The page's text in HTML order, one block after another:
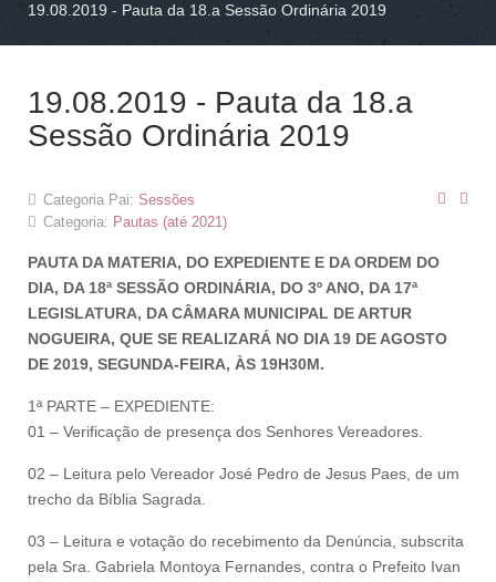
19.08.2019 - Pauta da 18.a Sessão Ordinária 2019
19.08.2019 - Pauta da 18.a
Sessão Ordinária 2019
Categoria Pai: Sessões
Categoria: Pautas (até 2021)
PAUTA DA MATERIA, DO EXPEDIENTE E DA ORDEM DO
DIA, DA 18ª SESSÃO ORDINÁRIA, DO 3º ANO, DA 17ª
LEGISLATURA, DA CÂMARA MUNICIPAL DE ARTUR
NOGUEIRA, QUE SE REALIZARÁ NO DIA 19 DE AGOSTO
DE 2019, SEGUNDA-FEIRA, ÀS 19H30M.
1ª PARTE – EXPEDIENTE:
01 – Verificação de presença dos Senhores Vereadores.
02 – Leitura pelo Vereador José Pedro de Jesus Paes, de um
trecho da Bíblia Sagrada.
03 – Leitura e votação do recebimento da Denúncia, subscrita
pela Sra. Gabriela Montoya Fernandes, contra o Prefeito Ivan